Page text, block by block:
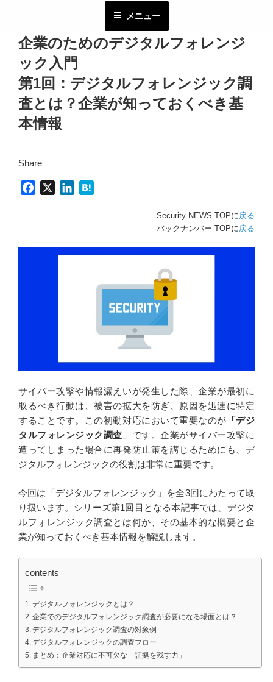
メニュー
企業のためのデジタルフォレンジ
ック入門
第1回：デジタルフォレンジック調
査とは？企業が知っておくべき基
本情報
Share
b
e
n
Security NEWS TOPに戻る
バックナンバー TOPに戻る
サイバー攻撃や情報漏えいが発生した際、企業が最初に
取るべき行動は、被害の拡大を防ぎ、原因を迅速に特定
することです。この初動対応において重要なのが 「デジ
タルフォレンジック調査 」です。企業がサイバー攻撃に
遭ってしまった場合に再発防止策を講じるためにも、デ
ジタルフォレンジックの役割は非常に重要です。
今回は「デジタルフォレンジック」を全3回にわたって取
り扱います。シリーズ第1回目となる本記事では、デジタ
ルフォレンジック調査とは何か、その基本的な概要と企
業が知っておくべき基本情報を解説します。
contents
デジタルフォレンジックとは？
企業でのデジタルフォレンジック調査が必要になる場面とは？
デジタルフォレンジック調査の対象例
デジタルフォレンジックの調査フロー
まとめ：企業対応に不可欠な「証拠を残す力」